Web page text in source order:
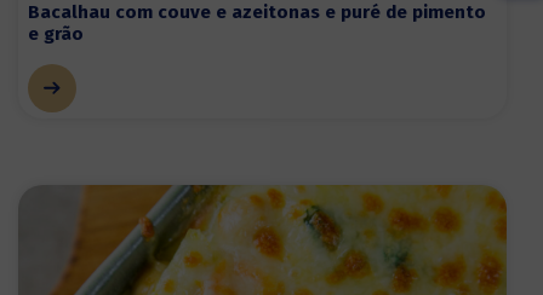
Bacalhau com couve e azeitonas e puré de pimento
e grão